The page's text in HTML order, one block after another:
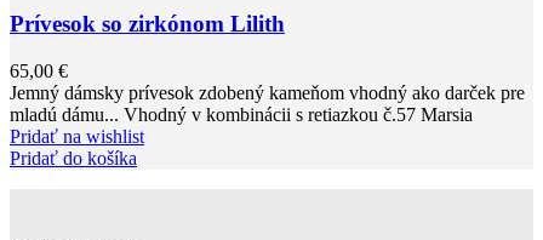
Prívesok so zirkónom Lilith
65,00 €
Jemný dámsky prívesok zdobený kameňom vhodný ako darček pre
mladú dámu... Vhodný v kombinácii s retiazkou č.57 Marsia
Pridať na wishlist
Pridať do košíka